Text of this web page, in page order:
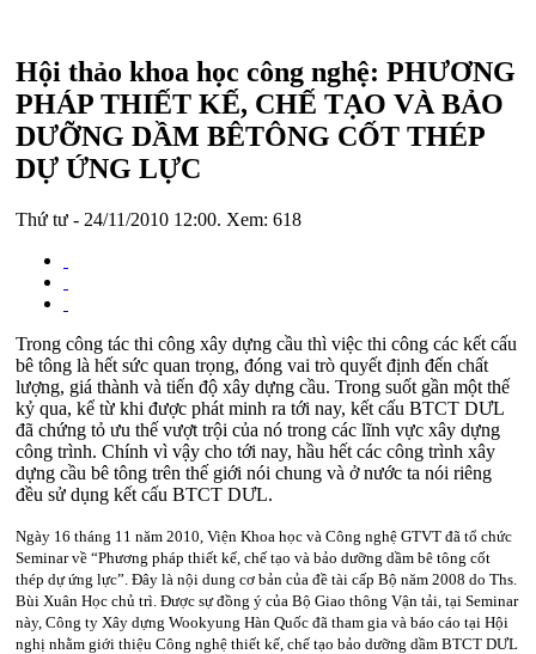
Hội thảo khoa học công nghệ: PHƯƠNG
PHÁP THIẾT KẾ, CHẾ TẠO VÀ BẢO
DƯỠNG DẦM BÊTÔNG CỐT THÉP
DỰ ỨNG LỰC
Thứ tư - 24/11/2010 12:00. Xem: 618
Trong công tác thi công xây dựng cầu thì việc thi công các kết cấu
bê tông là hết sức quan trọng, đóng vai trò quyết định đến chất
lượng, giá thành và tiến độ xây dựng cầu. Trong suốt gần một thế
kỷ qua, kể từ khi được phát minh ra tới nay, kết cấu BTCT DƯL
đã chứng tỏ ưu thế vượt trội của nó trong các lĩnh vực xây dựng
công trình. Chính vì vậy cho tới nay, hầu hết các công trình xây
dựng cầu bê tông trên thế giới nói chung và ở nước ta nói riêng
đều sử dụng kết cấu BTCT DƯL.
Ngày 16 tháng 11 năm 2010, Viện Khoa học và Công nghệ GTVT đã tổ chức
Seminar về “Phương pháp thiết kế, chế tạo và bảo dưỡng dầm bê tông cốt
thép dự ứng lực”. Đây là nội dung cơ bản của đề tài cấp Bộ năm 2008 do Ths.
Bùi Xuân Học chủ trì. Được sự đồng ý của Bộ Giao thông Vận tải, tại Seminar
này, Công ty Xây dựng Wookyung Hàn Quốc đã tham gia và báo cáo tại Hội
nghị nhằm giới thiệu Công nghệ thiết kế, chế tạo bảo dưỡng dầm BTCT DƯL